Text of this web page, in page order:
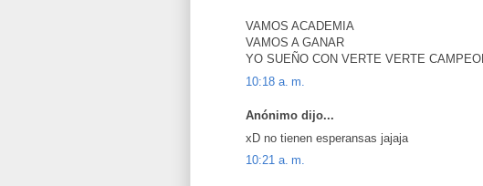
VAMOS ACADEMIA
VAMOS A GANAR
YO SUEÑO CON VERTE VERTE
10:18 a. m.
Anónimo dijo...
xD no tienen esperansas jajaja
10:21 a. m.